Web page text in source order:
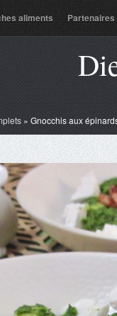
aliments Partenaires
» Gnocchis aux